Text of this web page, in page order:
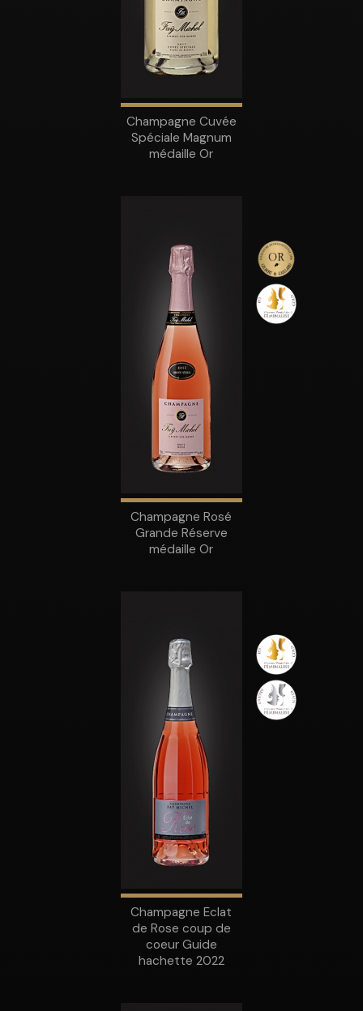
Champagne Cuvée
Spéciale Magnum
médaille Or
Champagne Rosé
Grande Réserve
médaille Or
Champagne Eclat
de Rose coup de
coeur Guide
hachette 2022